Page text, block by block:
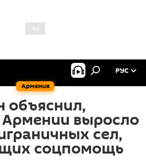
Армения
РУС
объяснил,
выросло
сел,
соцпомощь